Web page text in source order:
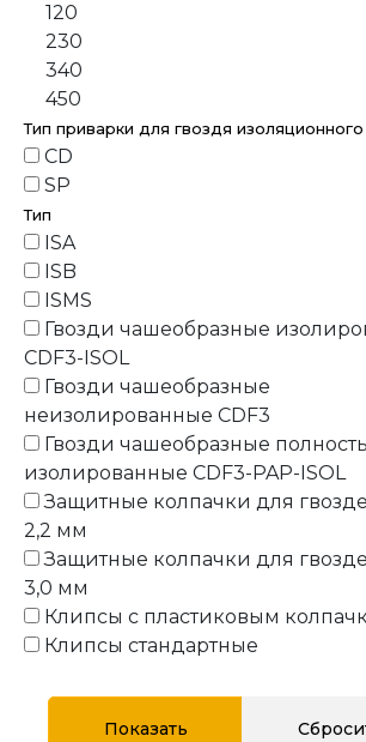
120
230
340
450
Тип приварки для гвоздя изоляционного
CD
SP
Тип
ISA
ISB
ISMS
Гвозди чашеобразные
CDF3-ISOL
Гвозди чашеобразные
неизолированные CDF3
Гвозди чашеобразные
изолированные CDF3-PAP-ISOL
Защитные колпачки для
2,2 мм
Защитные колпачки для
3,0 мм
Клипсы с пластиковым
Клипсы стандартные